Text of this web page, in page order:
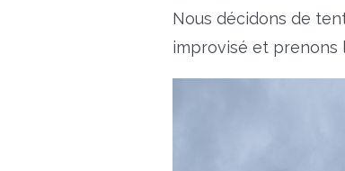
Nous décidons de
improvisé et prenons